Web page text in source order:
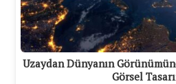
Uzaydan Dünyanın
Görsel